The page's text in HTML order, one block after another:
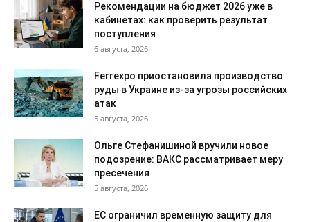
Рекомендации на бюджет 2026 уже в
кабинетах: как проверить результат
поступления
6 августа, 2026
Ferrexpo приостановила производство
руды в Украине из-за угрозы российских
атак
5 августа, 2026
Ольге Стефанишиной вручили новое
подозрение: ВАКС рассматривает меру
пресечения
5 августа, 2026
ЕС ограничил временную защиту для